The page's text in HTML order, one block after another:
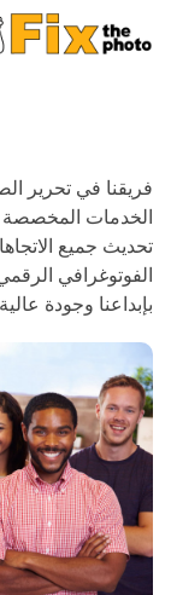
الخدمات المخصصة
تحديث جميع
الفوتوغرافي
بإبداعنا وجودة